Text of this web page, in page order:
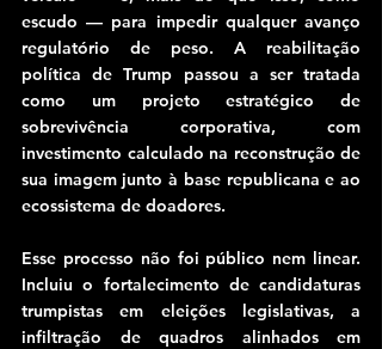
escudo — para impedir qualquer avanço
regulatório de peso. A reabilitação
política de Trump passou a ser tratada
como um projeto estratégico de
sobrevivência corporativa, com
investimento calculado na reconstrução de
sua imagem junto à base republicana e ao
ecossistema de doadores.
Esse processo não foi público nem linear.
Incluiu o fortalecimento de candidaturas
trumpistas em eleições legislativas, a
infiltração de quadros alinhados em